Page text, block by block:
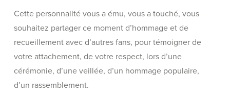
Cette personnalité vous a ému, vous a touché, vous
souhaitez partager ce moment d’hommage et de
recueillement avec d’autres fans, pour témoigner de
votre attachement, de votre respect, lors d’une
cérémonie, d’une veillée, d’un hommage populaire,
d’un rassemblement.